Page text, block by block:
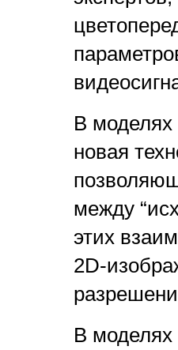
В моделях
новая
между
этих
2D-
В моделях